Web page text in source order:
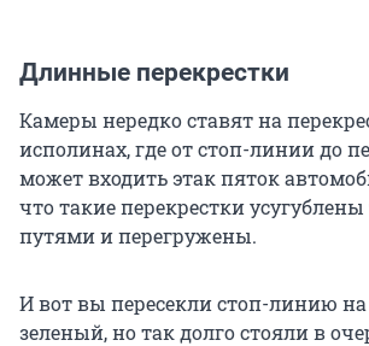
Длинные перекрестки
Камеры нередко ставят на
исполинах, где от стоп-линии до
может входить этак пяток
что такие перекрестки
путями и перегружены.
И вот вы пересекли стоп-линию на
зеленый, но так долго стояли в